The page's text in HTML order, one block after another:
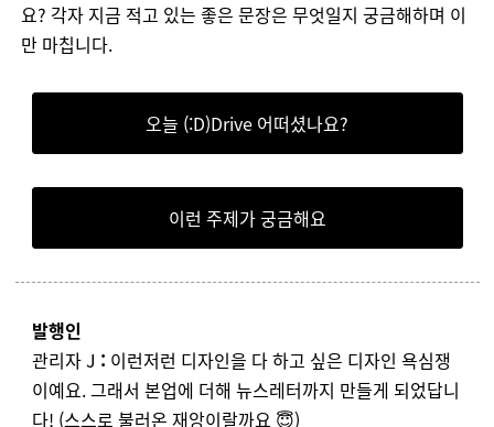
요? 각자 지금 적고 있는 좋은 문장은 무엇일지 궁금해하며 이
만 마칩니다.
오늘 (:D)Drive 어떠셨나요?
이런 주제가 궁금해요
발행인
관리자 J : 이런저런 디자인을 다 하고 싶은 디자인 욕심쟁
이예요. 그래서 본업에 더해 뉴스레터까지 만들게 되었답니
다! (스스로 불러온 재앙이랄까요 😇)